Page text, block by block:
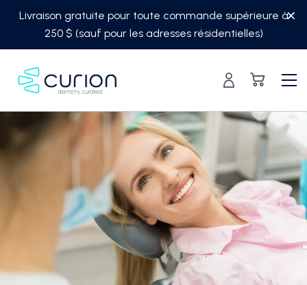
Livraison gratuite pour toute commande supérieure à
250 $ (sauf pour les adresses résidentielles)